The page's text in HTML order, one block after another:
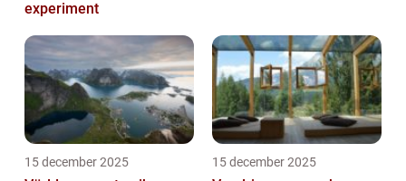
experiment
15 december 2025 15 december 2025